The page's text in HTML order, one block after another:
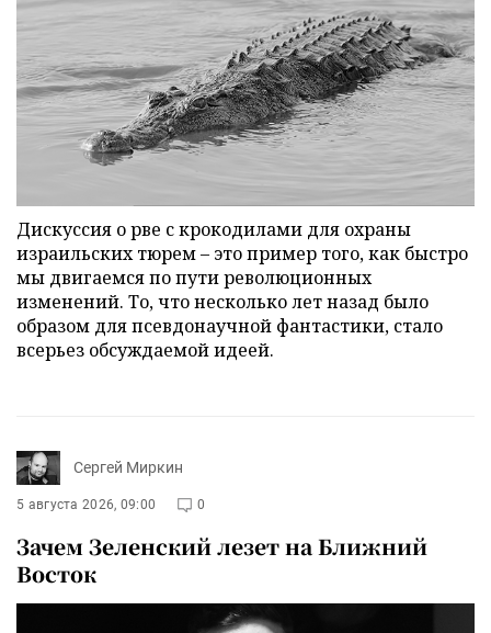
Дискуссия о рве с крокодилами для охраны
израильских тюрем – это пример того, как быстро
мы двигаемся по пути революционных
изменений. То, что несколько лет назад было
образом для псевдонаучной фантастики, стало
всерьез обсуждаемой идеей.
Сергей Миркин
5 августа 2026, 09:00 0
Зачем Зеленский лезет на Ближний
Восток